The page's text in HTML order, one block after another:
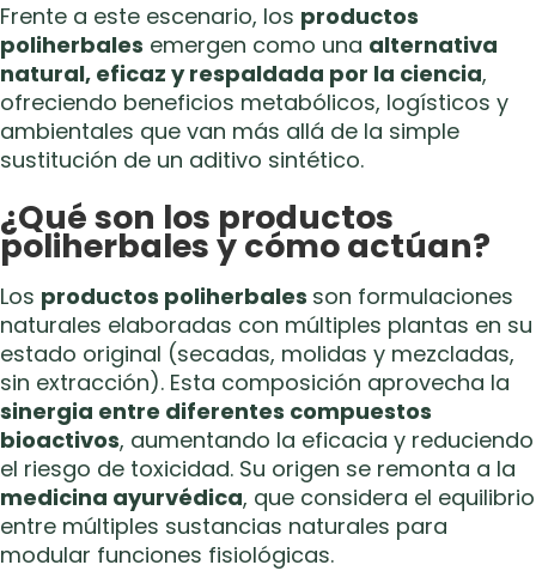
Frente a este escenario, los productos
poliherbales emergen como una alternativa
natural, eficaz y respaldada por la ciencia,
ofreciendo beneficios metabólicos, logísticos y
ambientales que van más allá de la simple
sustitución de un aditivo sintético.
¿Qué son los productos
poliherbales y cómo actúan?
Los productos poliherbales son formulaciones
naturales elaboradas con múltiples plantas en su
estado original (secadas, molidas y mezcladas,
sin extracción). Esta composición aprovecha la
sinergia entre diferentes compuestos
bioactivos, aumentando la eficacia y reduciendo
el riesgo de toxicidad. Su origen se remonta a la
medicina ayurvédica, que considera el equilibrio
entre múltiples sustancias naturales para
modular funciones fisiológicas.